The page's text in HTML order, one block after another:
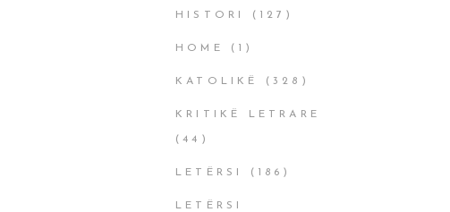
HISTORI (127)
HOME (1)
KATOLIKË (328)
KRITIKË LETRARE
(44)
LETËRSI (186)
LETËRSI